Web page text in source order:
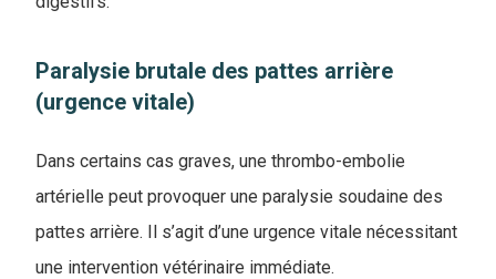
Paralysie brutale des pattes arrière
(urgence vitale)
Dans certains cas graves, une thrombo-embolie
artérielle peut provoquer une paralysie soudaine des
pattes arrière. Il s’agit d’une urgence vitale nécessitant
une intervention vétérinaire immédiate.